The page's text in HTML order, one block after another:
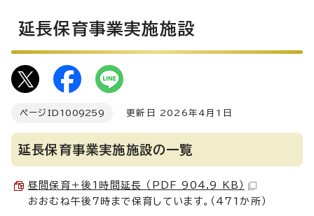
延長保育事業実施施設
ページID 1009259 更新日 2026年4月1日
延長保育事業実施施設の一覧
昼間保育＋後1時間延長 （PDF 904.9 KB）
おおむね午後7時まで保育しています。（471か所）